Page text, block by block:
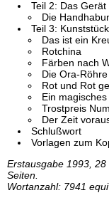
Teil 2: Das
Die
Teil 3:
Das ist ein
Rotchina
Färben nach
Die Ora-Röhre
Rot und Rot
Ein
Trostpreis
Der Zeit
Schlußwort
Vorlagen zum
Erstausgabe 1993,
Seiten.
Wortanzahl: 7941